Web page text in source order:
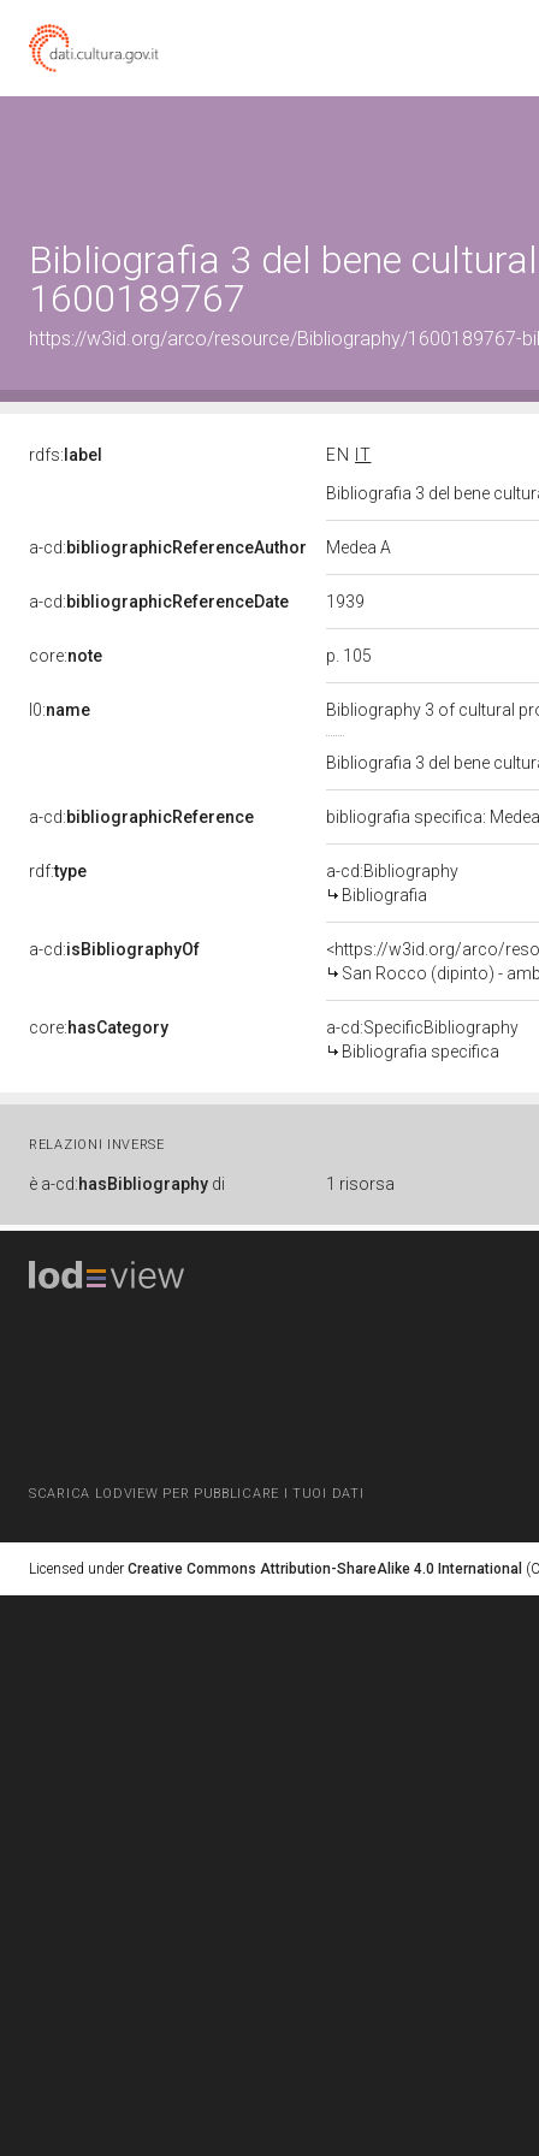
Bibliografia 3 del bene
1600189767
https://w3id.org/arco/resource/Bibliography/1600189767-
rdfs: label EN
IT
Bibliografia 3 del bene
a-cd:bibliographicReferenceAuthor Medea A
a-cd:bibliographicReferenceDate 1939
core:note p. 105
l0:name Bibliography 3 of cultural
Bibliografia 3 del bene
a-cd:bibliographicReference bibliografia specifica:
rdf:type
a-cd:Bibliography
Bibliografia
a-cd:isBibliographyOf
<https://w3id.org/arco/
San Rocco (dipinto) -
core:hasCategory
a-cd:SpecificBibliography
Bibliografia specifica
RELAZIONI INVERSE
è a-cd:hasBibliography di 1 risorsa
SCARICA LODVIEW PER PUBBLICARE I TUOI DATI
Licensed under Creative Commons Attribution-ShareAlike 4.0 International